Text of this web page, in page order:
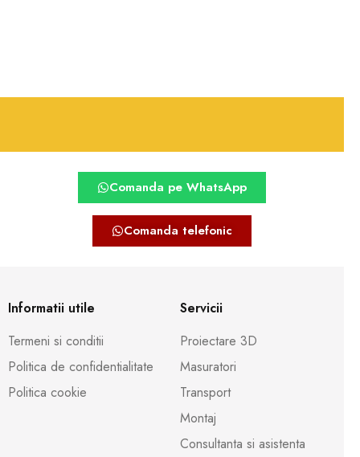
Comanda pe WhatsApp
Comanda telefonic
Informatii utile
Termeni si conditii
Politica de confidentialitate
Politica cookie
Servicii
Proiectare 3D
Masuratori
Transport
Montaj
Consultanta si asistenta